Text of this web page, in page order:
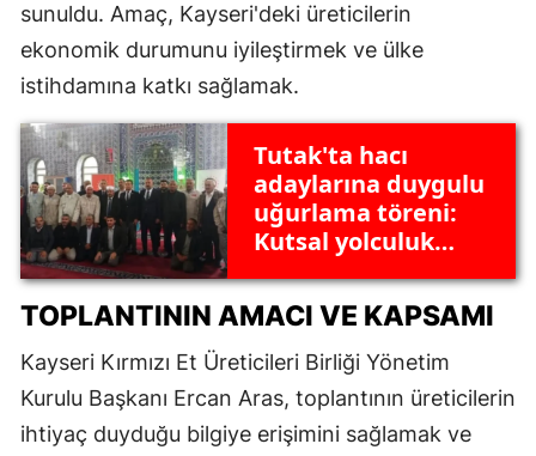
sunuldu. Amaç, Kayseri'deki üreticilerin
ekonomik durumunu iyileştirmek ve ülke
istihdamına katkı sağlamak.
Tutak'ta hacı
adaylarına duygulu
uğurlama töreni:
Kutsal yolculuk
TOPLANTININ AMACI VE KAPSAMI
Kayseri Kırmızı Et Üreticileri Birliği Yönetim
Kurulu Başkanı Ercan Aras, toplantının üreticilerin
ihtiyaç duyduğu bilgiye erişimini sağlamak ve